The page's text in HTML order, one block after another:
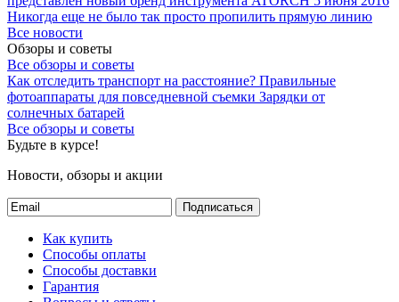
Никогда еще не было так просто пропилить прямую линию
Все новости
Обзоры и советы
Все обзоры и советы
Как отследить транспорт на расстояние? Правильные
фотоаппараты для повседневной съемки Зарядки от
солнечных батарей
Все обзоры и советы
Будьте в курсе!
Новости, обзоры и акции
Подписаться
Как купить
Способы оплаты
Способы доставки
Гарантия